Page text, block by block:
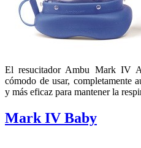
El resucitador Ambu Mark IV
cómodo de usar, completamente
y más eficaz para mantener la
Mark IV Baby